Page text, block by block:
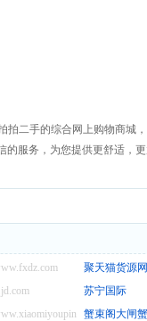
拍二手的综合网上购物商城
的服务，为您提供更舒适，
聚天猫货源网
苏宁国际
蟹束阁大闸蟹